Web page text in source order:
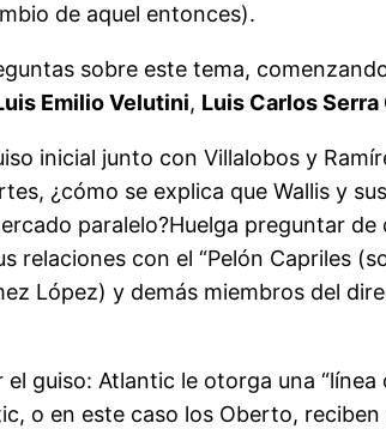
de aquel entonces).
sobre este tema,
Emilio Velutini, Luis Carlos Serra
inicial junto con Villalobos y
¿cómo se explica que Wallis y
paralelo?Huelga preguntar
relaciones con el “Pelón Capriles
López) y demás miembros del
guiso: Atlantic le otorga una
o en este caso los Oberto,